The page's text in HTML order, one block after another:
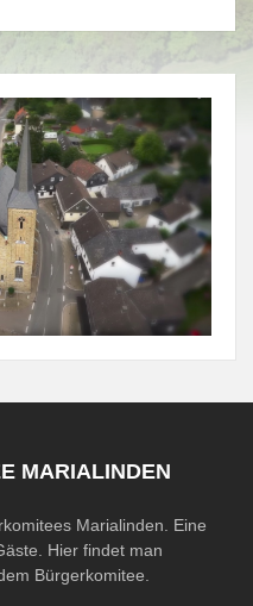
MARIALINDEN
Marialinden. Eine
Hier findet man
Bürgerkomitee.